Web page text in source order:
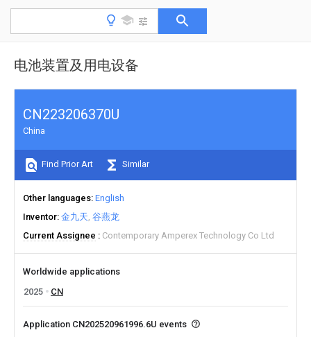
电池装置及用电设备
CN223206370U
China
Find Prior Art Similar
Other languages English
Inventor 金九天 谷燕龙
Current Assignee
Contemporary Amperex Technology Co Ltd
Worldwide applications
2025
CN
Application CN202520961996.6U events